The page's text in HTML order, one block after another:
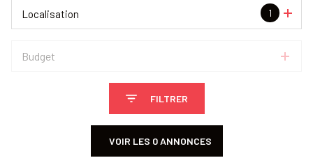
1
Localisation
Budget
FILTRER
VOIR LES 0ANNONCES